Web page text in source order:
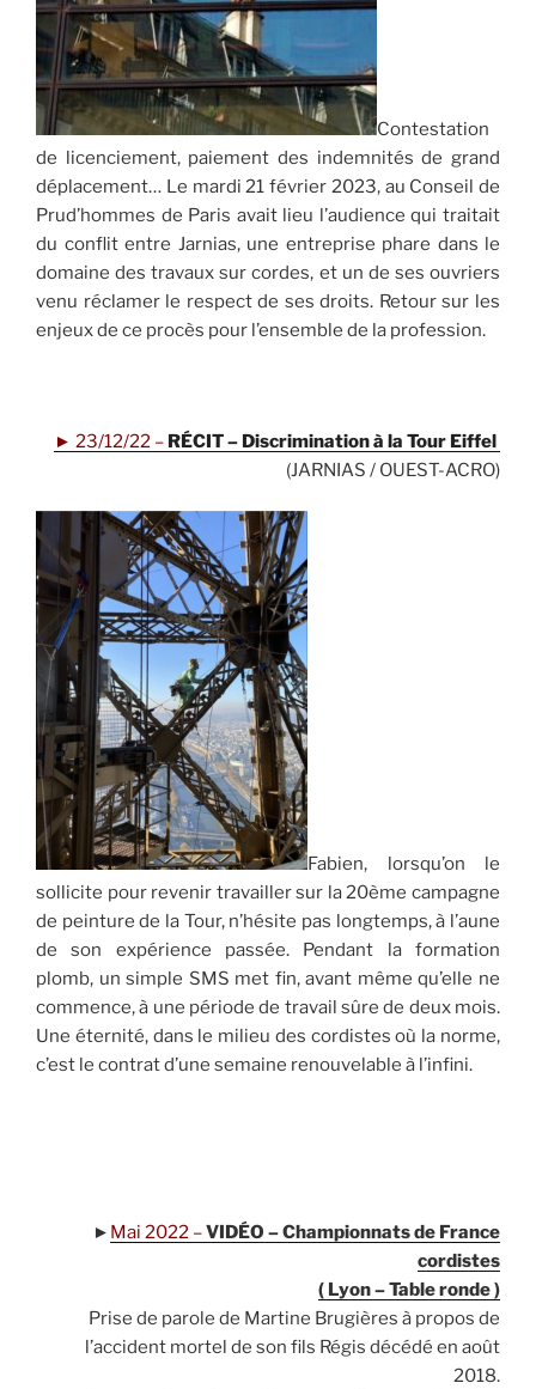
Contestation
de licenciement, paiement des indemnités de grand
déplacement… Le mardi 21 février 2023, au Conseil de
Prud’hommes de Paris avait lieu l’audience qui traitait
du conflit entre Jarnias, une entreprise phare dans le
domaine des travaux sur cordes, et un de ses ouvriers
venu réclamer le respect de ses droits. Retour sur les
enjeux de ce procès pour l’ensemble de la profession.
► 23/12/22 – RÉCIT – Discrimination à la Tour Eiffel
(JARNIAS / OUEST-ACRO)
Fabien, lorsqu’on le
sollicite pour revenir travailler sur la 20ème campagne
de peinture de la Tour, n’hésite pas longtemps, à l’aune
de son expérience passée. Pendant la formation
plomb, un simple SMS met fin, avant même qu’elle ne
commence, à une période de travail sûre de deux mois.
Une éternité, dans le milieu des cordistes où la norme,
c’est le contrat d’une semaine renouvelable à l’infini.V
► Mai 2022 –VIDÉO – Championnats de France
cordistes
( Lyon – Table ronde )
Prise de parole de Martine Brugières à propos de
l’accident mortel de son fils Régis décédé en août
2018.